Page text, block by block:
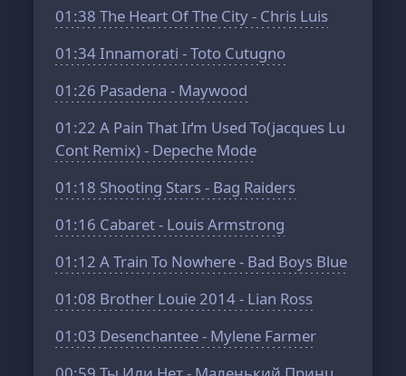
01:38 The Heart Of The City - Chris Luis
01:34Innamorati - Toto Cutugno
01:26 Pasadena - Maywood
01:22 A Pain That Iґm Used To(jacques Lu
Cont Remix) - Depeche Mode
01:18 Shooting Stars - Bag Raiders
01:16 Cabaret - Louis Armstrong
01:12 A Train To Nowhere - Bad Boys Blue
01:08 Brother Louie 2014 - Lian Ross
01:03 Desenchantee - Mylene Farmer